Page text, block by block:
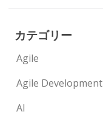
カテゴリー
Agile
Agile Development
AI